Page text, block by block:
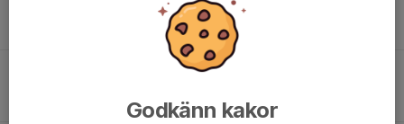
Match mot Borås HC
Borås IshallGodkänn kakor